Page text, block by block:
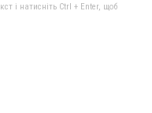
і натисніть Ctrl + Enter, щоб